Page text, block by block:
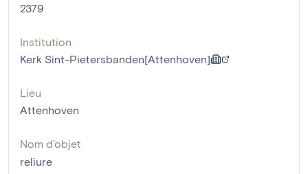
2379
Institution
Kerk Sint-Pietersbanden[Attenhoven]
Lieu
Attenhoven
Nom d'objet
reliure